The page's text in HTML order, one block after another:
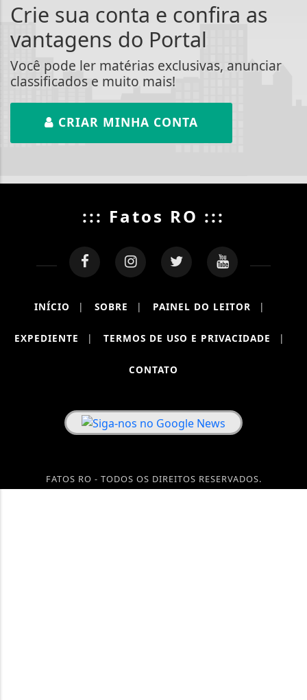
Crie sua conta e confira as
vantagens do Portal
Você pode ler matérias exclusivas, anunciar
classificados e muito mais!
CRIAR MINHA CONTA
::: Fatos RO :::
INÍCIO | SOBRE | PAINEL DO LEITOR |
EXPEDIENTE | TERMOS DE USO E PRIVACIDADE |
CONTATO
FATOS RO - TODOS OS DIREITOS RESERVADOS.